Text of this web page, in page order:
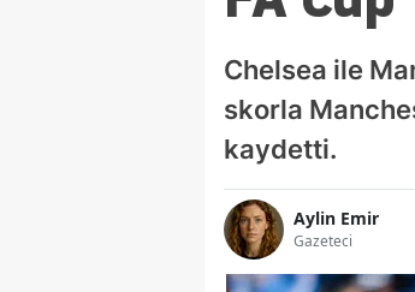
Chelsea ile
skorla
kaydetti.
Aylin Emir
Gazeteci